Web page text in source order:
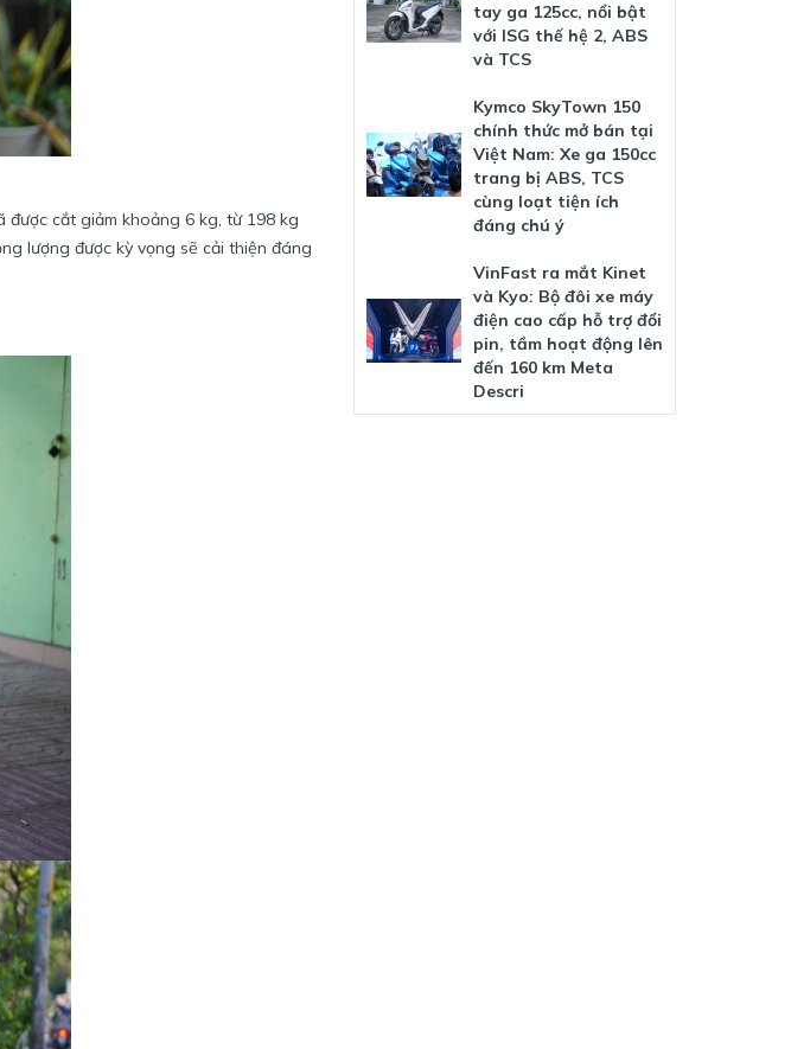
cắt giảm khoảng 6 kg, từ 198 kg
lượng được kỳ vọng sẽ cải thiện đáng
tay ga 125cc, nổi bật
với ISG thế hệ 2, ABS
và TCS
Kymco SkyTown 150
chính thức mở bán tại
Việt Nam: Xe ga 150cc
trang bị ABS, TCS
cùng loạt tiện ích
đáng chú ý
VinFast ra mắt Kinet
và Kyo: Bộ đôi xe máy
điện cao cấp hỗ trợ đổi
pin, tầm hoạt động lên
đến 160 km Meta
Descri